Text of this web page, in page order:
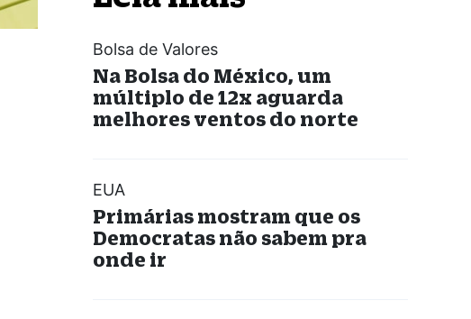
Bolsa de Valores
Na Bolsa do México, um
múltiplo de 12x aguarda
melhores ventos do norte
EUA
Primárias mostram que os
Democratas não sabem pra
onde ir